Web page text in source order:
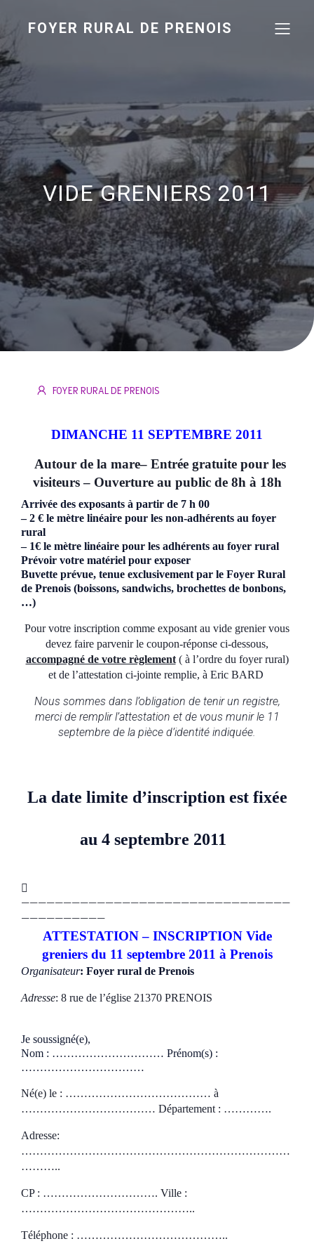
FOYER RURAL DE PRENOIS
VIDE GRENIERS 2011
FOYER RURAL DE PRENOIS
DIMANCHE 11 SEPTEMBRE 2011
Autour de la mare– Entrée gratuite pour les
visiteurs – Ouverture au public de 8h à 18h
Arrivée des exposants à partir de 7 h 00
– 2 € le mètre linéaire pour les non-adhérents au foyer
rural
– 1€ le mètre linéaire pour les adhérents au foyer rural
Prévoir votre matériel pour exposer
Buvette prévue, tenue exclusivement par le Foyer Rural
de Prenois (boissons, sandwichs, brochettes de bonbons,
…)
Pour votre inscription comme exposant au vide grenier vous
devez faire parvenir le coupon-réponse ci-dessous,
accompagné de votre règlement ( à l’ordre du foyer rural)
et de l’attestation ci-jointe remplie, à Eric BARD
Nous sommes dans l’obligation de tenir un registre,
merci de remplir l’attestation et de vous munir le 11
septembre de la pièce d’identité indiquée.
La date limite d’inscription est fixée
au 4 septembre 2011

————————————————————————————————
——————————
ATTESTATION – INSCRIPTION Vide
greniers du 11 septembre 2011 à Prenois
Organisateur: Foyer rural de Prenois
Adresse: 8 rue de l’église 21370 PRENOIS
Je soussigné(e),
Nom : ………………………… Prénom(s) :
……………………………
Né(e) le : ………………………………… à
……………………………… Département : ………….
Adresse:
………………………………………………………………
………..
CP : …………………………. Ville :
………………………………………..
Téléphone : …………………………………..